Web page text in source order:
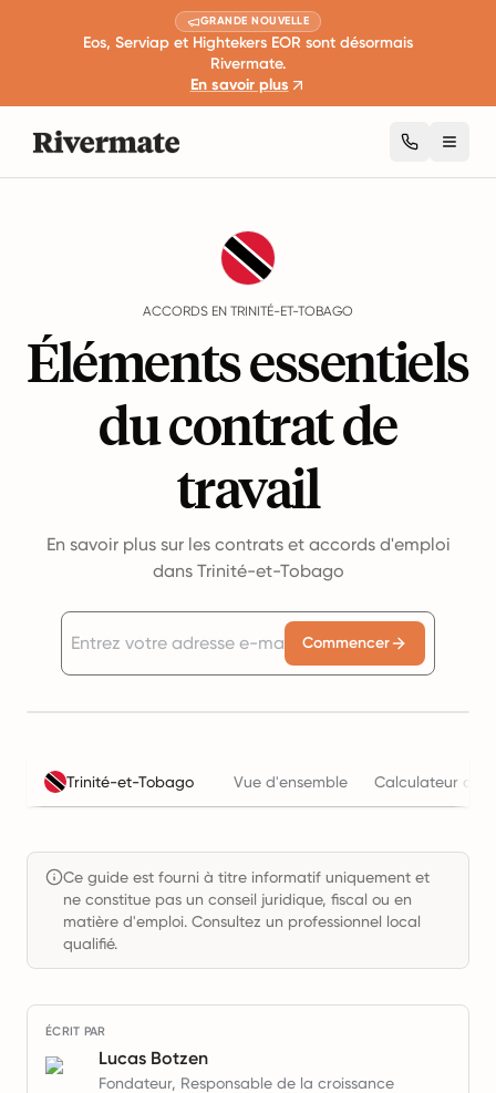
GRANDE NOUVELLE
Eos, Serviap et Hightekers EOR sont désormais
Rivermate.
En savoir plus
ACCORDS EN TRINITÉ-ET-TOBAGO
Éléments essentiels
du contrat de
travail
En savoir plus sur les contrats et accords d'emploi
dans Trinité-et-Tobago
Commencer
Trinité-et-Tobago Vue d'ensemble Calculateur du
Ce guide est fourni à titre informatif uniquement et
ne constitue pas un conseil juridique, fiscal ou en
matière d'emploi. Consultez un professionnel local
qualifié.
ÉCRIT PAR
Lucas Botzen
Fondateur, Responsable de la croissance